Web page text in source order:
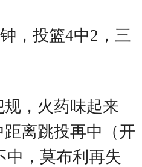
，投篮4中2，三
，火药味起来
离跳投再中（开
中，莫布利再失